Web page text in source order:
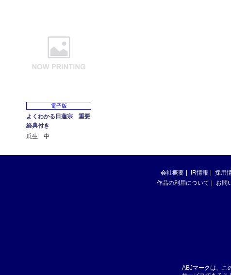
電子版
よくわかる日蓮宗 重要
経典付き
瓜生 中
会社概要 IR情報 採用
作品の利用について
お問
ABJマークは、こ